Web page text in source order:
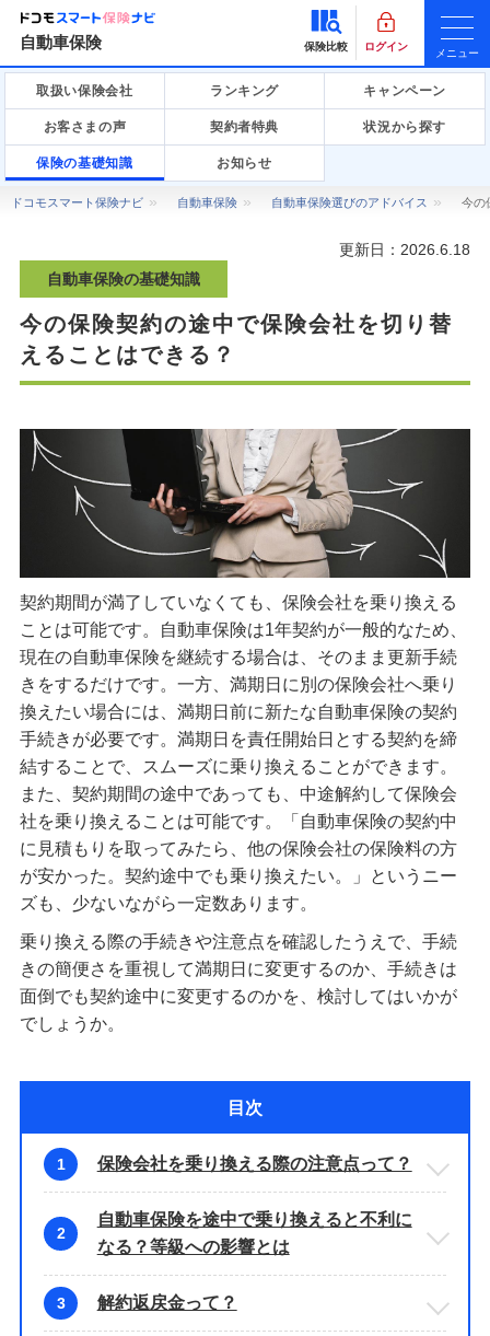
自動車保険 保険比較 ログイン
メニュー
取扱い保険会社 ランキング キャンペーン
お客さまの声 契約者特典 状況から探す
保険の基礎知識 お知らせ
ドコモスマート保険ナビ 自動車保険 自動車保険選びのアドバイス 今の
更新日：2026.6.18
自動車保険の基礎知識
今の保険契約の途中で保険会社を切り替
えることはできる？
契約期間が満了していなくても、保険会社を乗り換える
ことは可能です。自動車保険は1年契約が一般的なため、
現在の自動車保険を継続する場合は、そのまま更新手続
きをするだけです。一方、満期日に別の保険会社へ乗り
換えたい場合には、満期日前に新たな自動車保険の契約
手続きが必要です。満期日を責任開始日とする契約を締
結することで、スムーズに乗り換えることができます。
また、契約期間の途中であっても、中途解約して保険会
社を乗り換えることは可能です。「自動車保険の契約中
に見積もりを取ってみたら、他の保険会社の保険料の方
が安かった。契約途中でも乗り換えたい。」というニー
ズも、少ないながら一定数あります。
乗り換える際の手続きや注意点を確認したうえで、手続
きの簡便さを重視して満期日に変更するのか、手続きは
面倒でも契約途中に変更するのかを、検討してはいかが
でしょうか。
目次
1 保険会社を乗り換える際の注意点って？
2
自動車保険を途中で乗り換えると不利に
なる？等級への影響とは
3 解約返戻金って？